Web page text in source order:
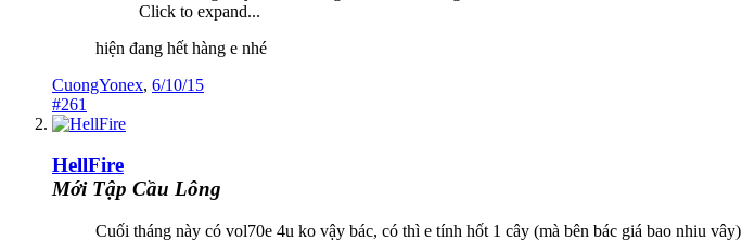
Click to expand...
hiện đang hết hàng e nhé
CuongYonex, 6/10/15
#261
HellFire
Mới Tập Cầu Lông
Cuối tháng này có vol70e 4u ko vậy bác, có thì e tính hốt 1 cây (mà bên bác giá bao nhiu vây)